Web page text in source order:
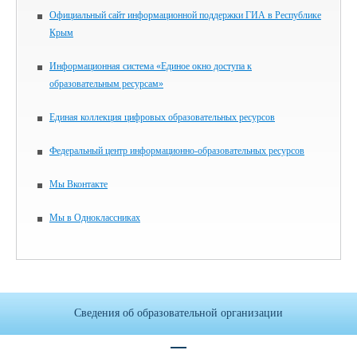
Официальный сайт информационной поддержки ГИА в Республике
Крым
Информационная система «Единое окно доступа к
образовательным ресурсам»
Единая коллекция цифровых образовательных ресурсов
Федеральный центр информационно-образовательных ресурсов
Мы Вконтакте
Мы в Одноклассниках
Сведения об образовательной организации